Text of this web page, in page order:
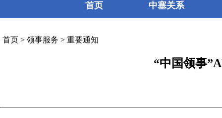
首页 中塞关系
首页 > 领事服务 > 重要通知
“中国领事